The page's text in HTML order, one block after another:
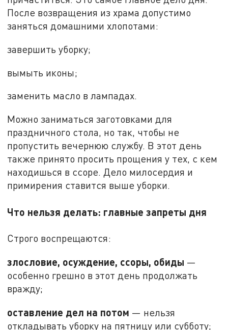
После возвращения из храма допустимо
заняться домашними хлопотами:
завершить уборку;
вымыть иконы;
заменить масло в лампадах.
Можно заниматься заготовками для
праздничного стола, но так, чтобы не
пропустить вечернюю службу. В этот день
также принято просить прощения у тех, с кем
находишься в ссоре. Дело милосердия и
примирения ставится выше уборки.
Что нельзя делать: главные запреты дня
Строго воспрещаются:
злословие, осуждение, ссоры, обиды —
особенно грешно в этот день продолжать
вражду;
оставление дел на потом — нельзя
откладывать уборку на пятницу или субботу;